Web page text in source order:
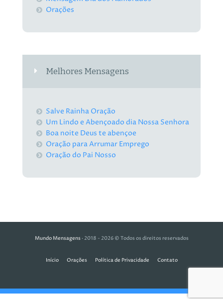
Orações
Melhores Mensagens
Salve Rainha Oração
Um Lindo e Abençoado dia Nossa Senhora
Boa noite Deus te abençoe
Oração para Arrumar Emprego
Oração do Pai Nosso
Mundo Mensagens· 2018 - 2026 © Todos os direitos reservados
Início Orações Política de Privacidade Contato